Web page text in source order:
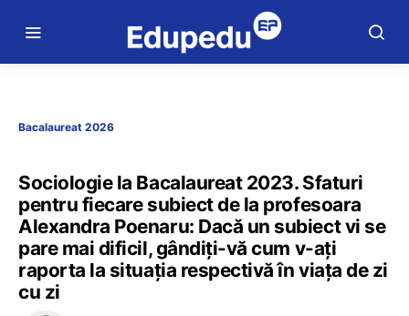
Bacalaureat 2026
Sociologie la Bacalaureat 2023. Sfaturi
pentru fiecare subiect de la profesoara
Alexandra Poenaru: Dacă un subiect vi se
pare mai dificil, gândiți-vă cum v-ați
raporta la situația respectivă în viața de zi
cu zi